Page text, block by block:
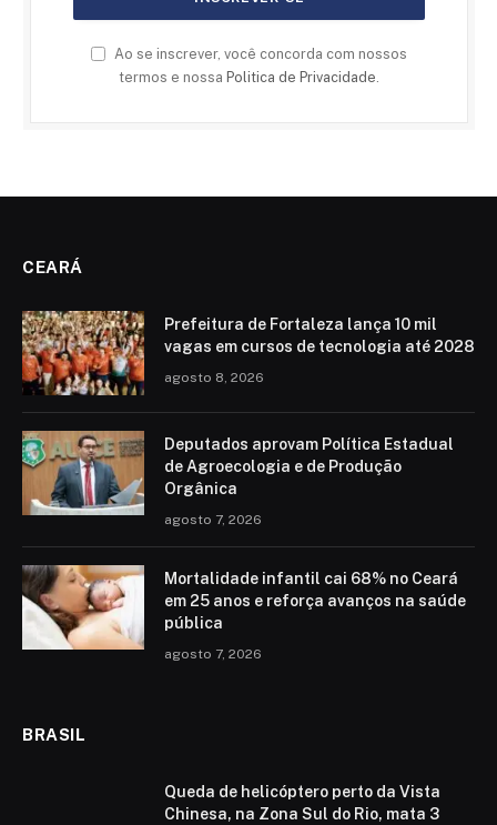
Ao se inscrever, você concorda com nossos
termos e nossa Politica de Privacidade.
CEARÁ
Prefeitura de Fortaleza lança 10 mil
vagas em cursos de tecnologia até 2028
agosto 8, 2026
Deputados aprovam Política Estadual
de Agroecologia e de Produção
Orgânica
agosto 7, 2026
Mortalidade infantil cai 68% no Ceará
em 25 anos e reforça avanços na saúde
pública
agosto 7, 2026
BRASIL
Queda de helicóptero perto da Vista
Chinesa, na Zona Sul do Rio, mata 3